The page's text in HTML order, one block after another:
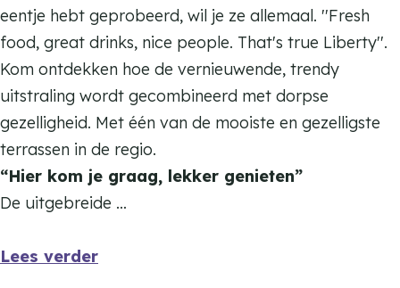
ra
r
b
a
r
eentje hebt geprobeerd, wil je ze allemaal. ''Fresh
food, great drinks, nice people. That's true Liberty''.
Kom ontdekken hoe de vernieuwende, trendy
uitstraling wordt gecombineerd met dorpse
gezelligheid. Met één van de mooiste en gezelligste
terrassen in de regio.
“Hier kom je graag, lekker genieten”
De uitgebreide …
Lees verder